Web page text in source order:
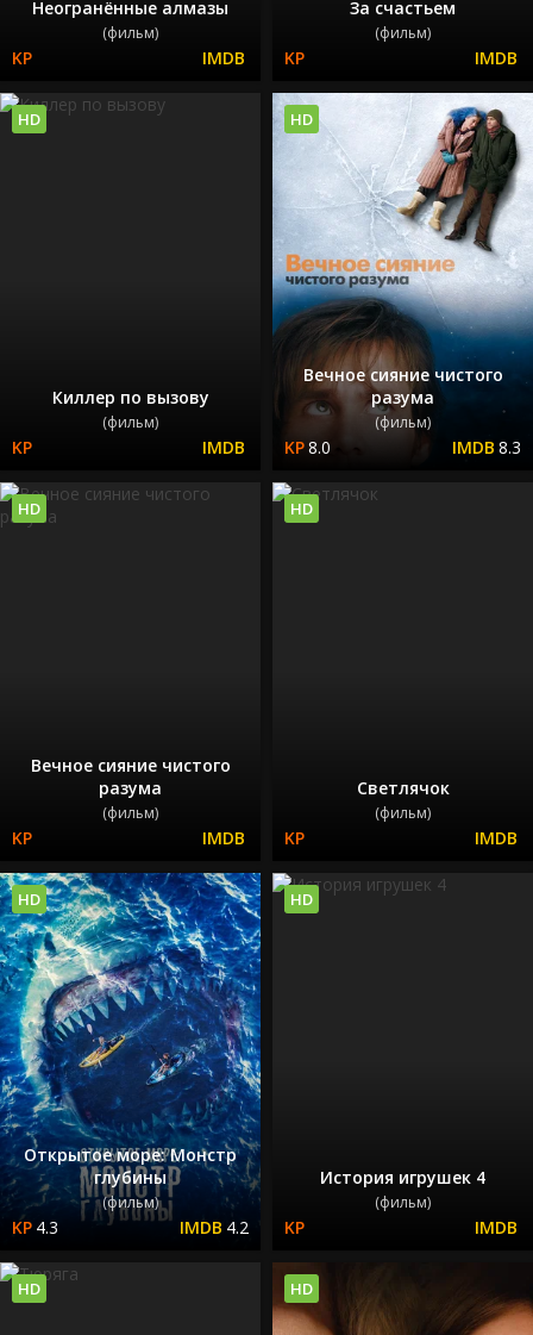
Неогранённые алмазы
(фильм)
За счастьем
(фильм)
Киллер по вызову
(фильм)
HD
Вечное сияние чистого
разума
(фильм)
8.0 8.3
HD
Вечное сияние чистого
разума
(фильм)
HD
Светлячок
(фильм)
HD
Открытое море: Монстр
глубины
(фильм)
4.3 4.2
HD
История игрушек 4
(фильм)
HD
HD HD